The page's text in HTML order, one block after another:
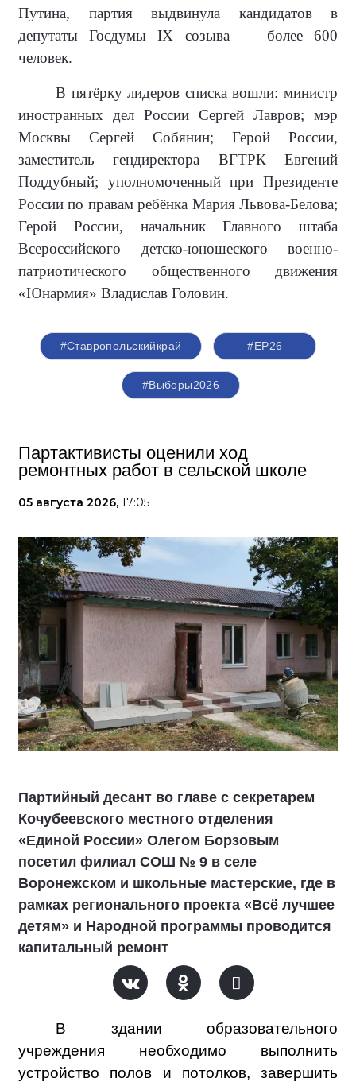
Путина, партия выдвинула кандидатов в
депутаты Госдумы IX созыва — более 600
человек.
В пятёрку лидеров списка вошли: министр
иностранных дел России Сергей Лавров; мэр
Москвы Сергей Собянин; Герой России,
заместитель гендиректора ВГТРК Евгений
Поддубный; уполномоченный при Президенте
России по правам ребёнка Мария Львова-Белова;
Герой России, начальник Главного штаба
Всероссийского детско-юношеского военно-
патриотического общественного движения
«Юнармия» Владислав Головин.
#Ставропольскийкрай #ЕР26
#Выборы2026
Партактивисты оценили ход
ремонтных работ в сельской школе
05 августа 2026, 17:05
Партийный десант во главе с секретарем
Кочубеевского местного отделения
«Единой России» Олегом Борзовым
посетил филиал СОШ № 9 в селе
Воронежском и школьные мастерские, где в
рамках регионального проекта «Всё лучшее
детям» и Народной программы проводится
капитальный ремонт
В здании образовательного
учреждения необходимо выполнить
устройство полов и потолков, завершить